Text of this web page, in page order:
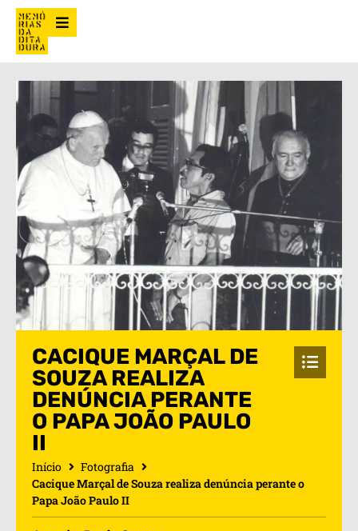
CACIQUE MARÇAL DE
SOUZA REALIZA
DENÚNCIA PERANTE
O PAPA JOÃO PAULO
II
Início
Fotografia
Cacique Marçal de Souza realiza denúncia perante o
Papa João Paulo II